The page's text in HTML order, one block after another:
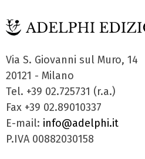
Via S. Giovanni sul Muro, 14
20121 - Milano
Tel. +39 02.725731 (r.a.)
Fax +39 02.89010337
E-mail: info@adelphi.it
P.IVA 00882030158